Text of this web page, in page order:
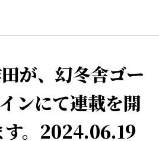
が、幻冬舎ゴー
ンにて連載を開
す。2024.06.19